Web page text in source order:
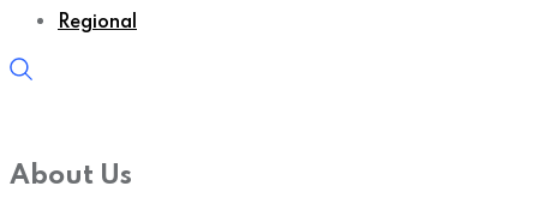
Regional
About Us